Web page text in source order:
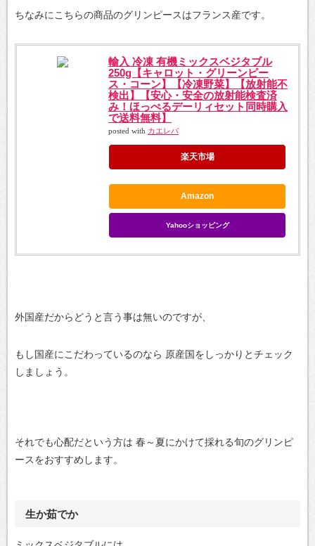
ちなみにこちらの商品のグリンピースはフランス産です。
輸入 冷凍 有機ミックスベジタブル
250g【キャロット・グリーンピー
ス・コーン】【冷凍野菜】【放射能不
検出】【安心・安全の放射能検査済
み！ほっぺるデーリィセット同時購入
で送料無料】
posted with カエレバ
楽天市場
Amazon
Yahooショッピング
外国産だからどうと言う事は無いのですが、
もし国産にこだわっているのなら 原産国をしっかりとチェック
しましょう。
それでも心配だという方は 春～夏にかけて採れる旬のグリンピ
ースをおすすめします。
生か茹でか